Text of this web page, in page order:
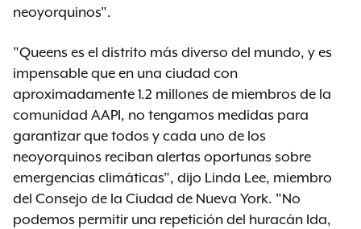
neoyorquinos".
"Queens es el distrito más diverso del mundo, y es
impensable que en una ciudad con
aproximadamente 1.2 millones de miembros de la
comunidad AAPI, no tengamos medidas para
garantizar que todos y cada uno de los
neoyorquinos reciban alertas oportunas sobre
emergencias climáticas", dijo Linda Lee, miembro
del Consejo de la Ciudad de Nueva York. "No
podemos permitir una repetición del huracán Ida,